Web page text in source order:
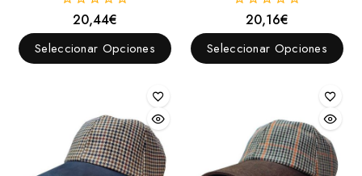
fuera
de
20,44€
Seleccionar Opciones
fuera
de
20,16€
Seleccionar Opciones